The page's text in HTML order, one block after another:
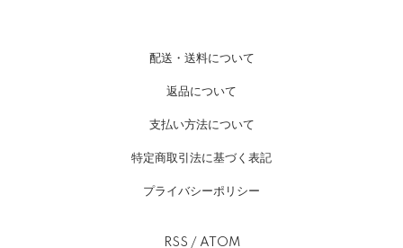
配送・送料について
返品について
支払い方法について
特定商取引法に基づく表記
プライバシーポリシー
RSS / ATOM